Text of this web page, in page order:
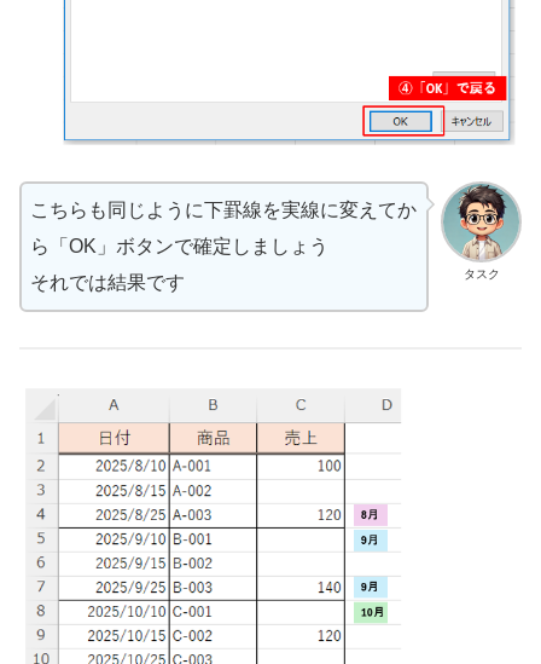
タスク
こちらも同じように下罫線を実線に変えてか
ら「OK」ボタンで確定しましょう
それでは結果です